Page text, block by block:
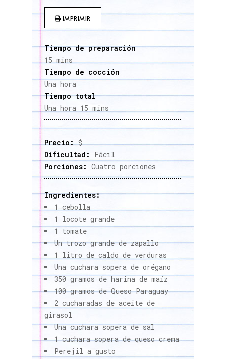
IMPRIMIR
Tiempo de preparación
15 mins
Tiempo de cocción
Una hora
Tiempo total
Una hora 15 mins
Precio:$
Dificultad:
Fácil
Porciones: Cuatro porciones
Ingredientes:
1 cebolla
1 locote grande
1 tomate
Un trozo grande de zapallo
1 litro de caldo de verduras
Una cuchara sopera de orégano
350 gramos de harina de maíz
100 gramos de Queso Paraguay
2 cucharadas de aceite de
girasol
Una cuchara sopera de sal
1 cuchara sopera de queso crema
Perejil a gusto